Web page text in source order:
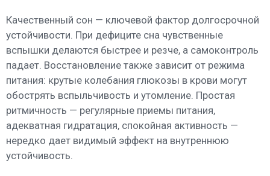
Качественный сон — ключевой фактор долгосрочной
устойчивости. При дефиците сна чувственные
вспышки делаются быстрее и резче, а самоконтроль
падает. Восстановление также зависит от режима
питания: крутые колебания глюкозы в крови могут
обострять вспыльчивость и утомление. Простая
ритмичность — регулярные приемы питания,
адекватная гидратация, спокойная активность —
нередко дает видимый эффект на внутреннюю
устойчивость.